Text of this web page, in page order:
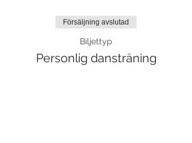
Försäljning avslutad
Biljettyp
Personlig dansträning